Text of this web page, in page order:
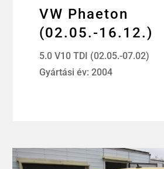
VW Phaeton
(02.05.-16.12.)
5.0 V10 TDI (02.05.-07.02)
Gyártási év: 2004